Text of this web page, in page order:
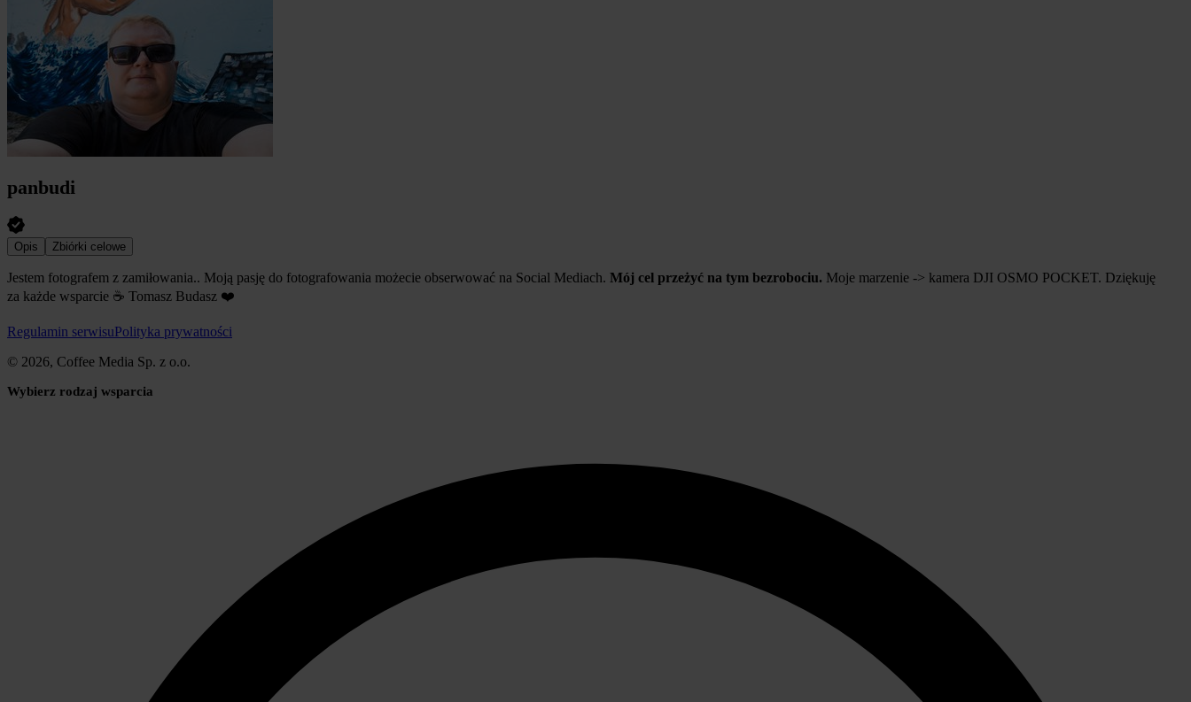
panbudi
Opis Zbiórki celowe
Jestem fotografem z zamiłowania.. Moją pasję do fotografowania możecie obserwować na Social Mediach. Mój cel przeżyć na tym bezrobociu. Moje marzenie -> kamera DJI OSMO POCKET. Dziękuję
za każde wsparcie ☕ Tomasz Budasz ❤️
Regulamin serwisuPolityka prywatności
© 2026, Coffee Media Sp. z o.o.
Wybierz rodzaj wsparcia